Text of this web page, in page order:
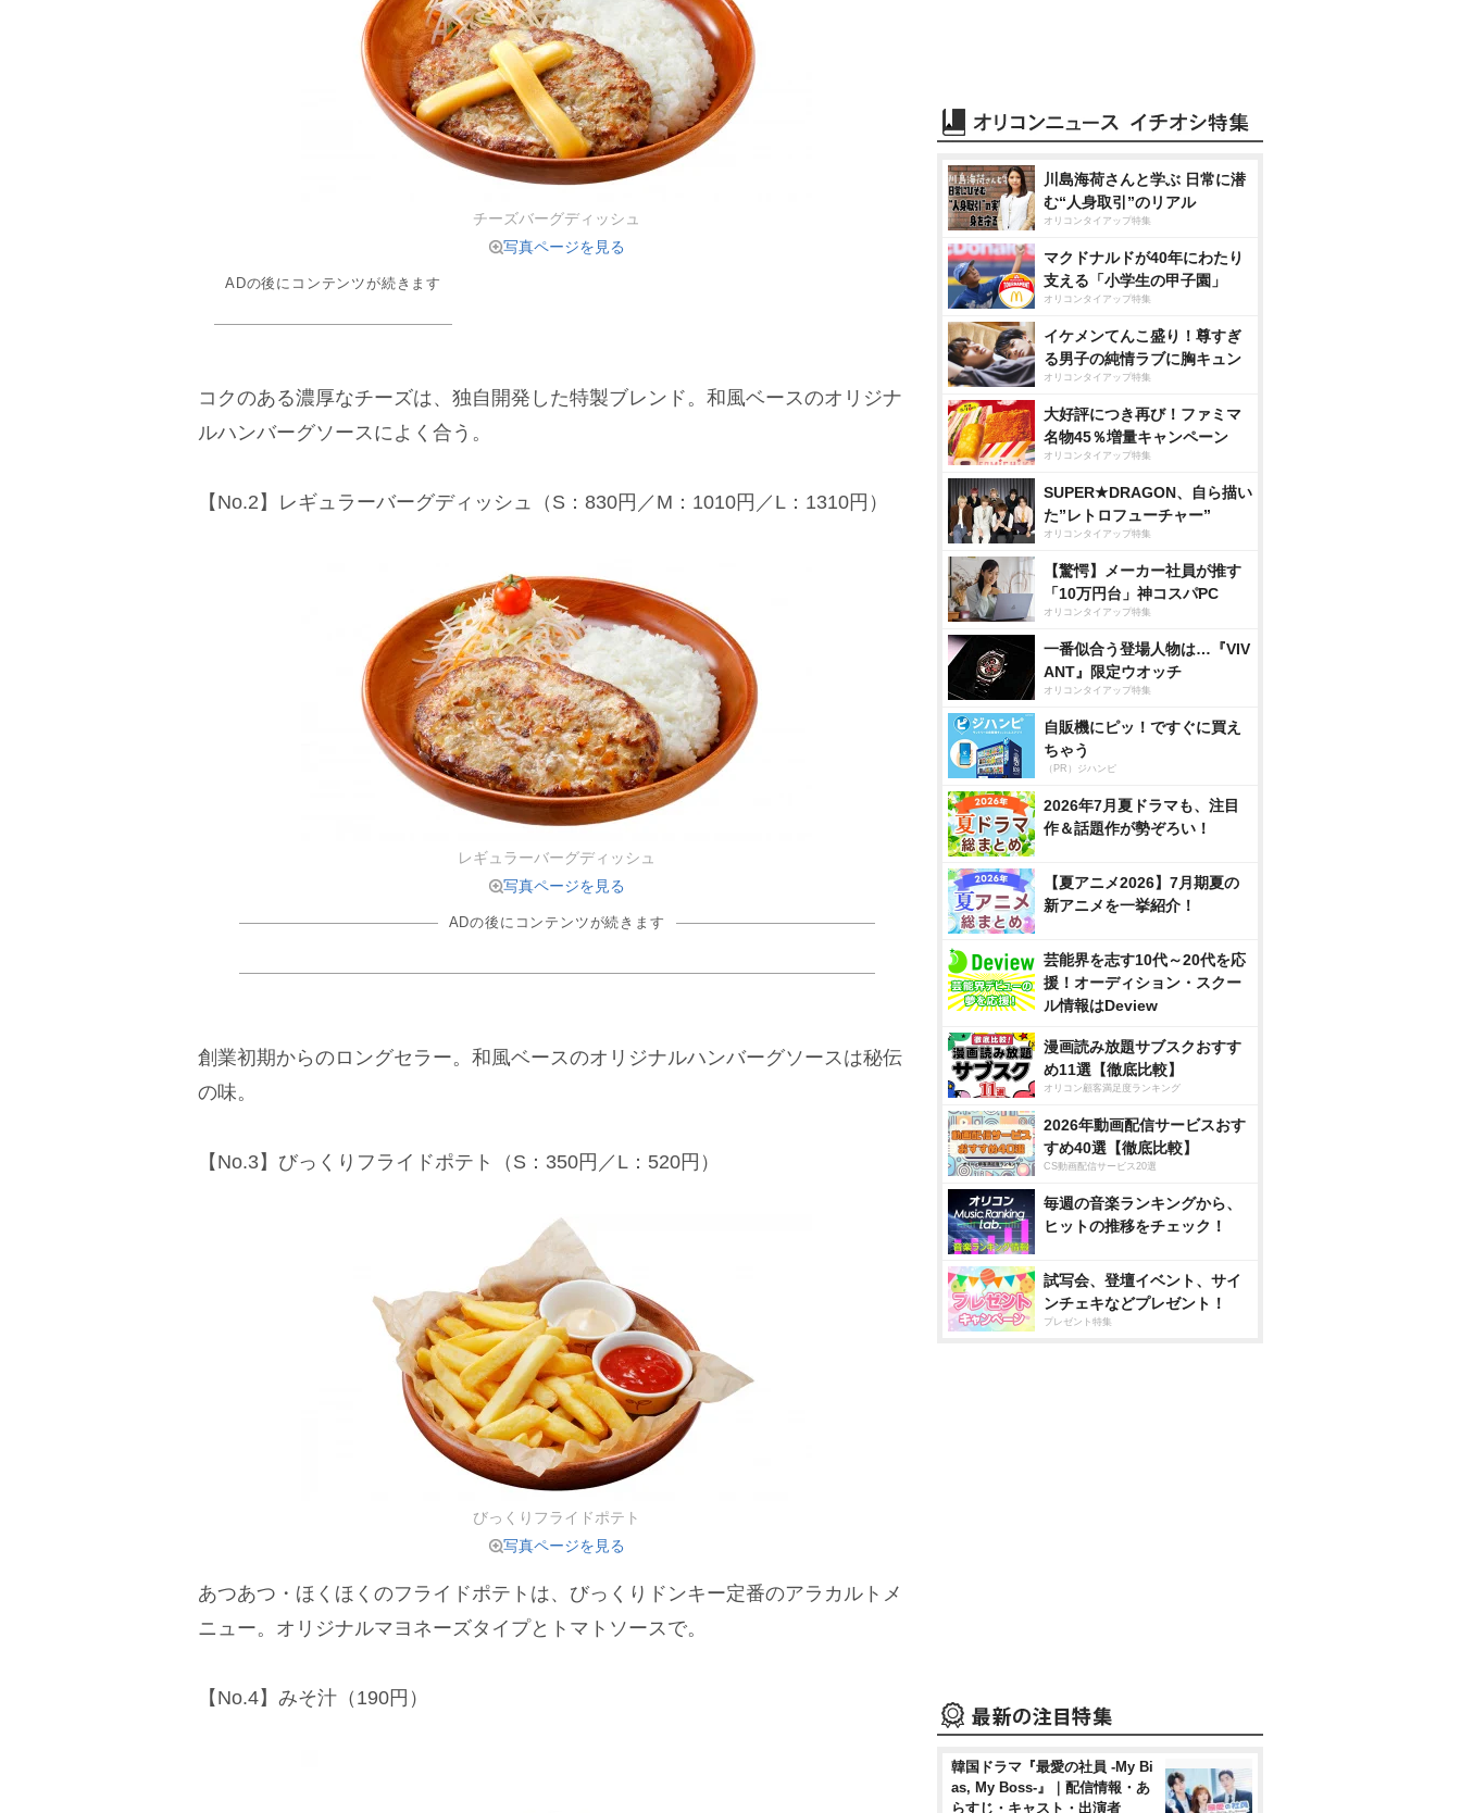
チーズバーグディッシュ
写真ページを見る
ADの後にコンテンツが続きます
コクのある濃厚なチーズは、独自開発した特製ブレンド。和風ベースのオリジナ
ルハンバーグソースによく合う。
【No.2】レギュラーバーグディッシュ（S：830円／M：1010円／L：1310円）
レギュラーバーグディッシュ
写真ページを見る
ADの後にコンテンツが続きます
創業初期からのロングセラー。和風ベースのオリジナルハンバーグソースは秘伝
の味。
【No.3】びっくりフライドポテト（S：350円／L：520円）
びっくりフライドポテト
写真ページを見る
あつあつ・ほくほくのフライドポテトは、びっくりドンキー定番のアラカルトメ
ニュー。オリジナルマヨネーズタイプとトマトソースで。
【No.4】みそ汁（190円）
川島海荷さんと学ぶ 日常に潜
む“人身取引”のリアル
オリコンタイアップ特集
マクドナルドが40年にわたり
支える「小学生の甲子園」
オリコンタイアップ特集
イケメンてんこ盛り！尊すぎ
る男子の純情ラブに胸キュン
オリコンタイアップ特集
大好評につき再び！ファミマ
名物45％増量キャンペーン
オリコンタイアップ特集
SUPER★DRAGON、自ら描い
た”レトロフューチャー”
オリコンタイアップ特集
【驚愕】メーカー社員が推す
「10万円台」神コスパPC
オリコンタイアップ特集
一番似合う登場人物は…『VIV
ANT』限定ウオッチ
オリコンタイアップ特集
自販機にピッ！ですぐに買え
ちゃう
（PR）ジハンピ
2026年7月夏ドラマも、注目
作＆話題作が勢ぞろい！
【夏アニメ2026】7月期夏の
新アニメを一挙紹介！
芸能界を志す10代～20代を応
援！オーディション・スクー
ル情報はDeview
漫画読み放題サブスクおすす
め11選【徹底比較】
オリコン顧客満足度ランキング
2026年動画配信サービスおす
すめ40選【徹底比較】
CS動画配信サービス20選
毎週の音楽ランキングから、
ヒットの推移をチェック！
試写会、登壇イベント、サイ
ンチェキなどプレゼント！
プレゼント特集
韓国ドラマ『最愛の社員 -My Bi
as, My Boss-』｜配信情報・あ
らすじ・キャスト・出演者